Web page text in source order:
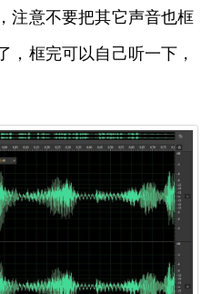
注意不要把其它声音也框
，框完可以自己听一下，